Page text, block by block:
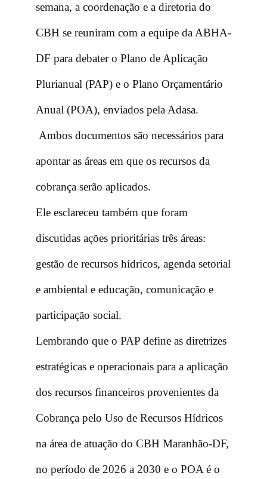
semana, a coordenação e a diretoria do
CBH se reuniram com a equipe da ABHA-
DF para debater o Plano de Aplicação
Plurianual (PAP) e o Plano Orçamentário
Anual (POA), enviados pela Adasa.
Ambos documentos são necessários para
apontar as áreas em que os recursos da
cobrança serão aplicados.
Ele esclareceu também que foram
discutidas ações prioritárias três áreas:
gestão de recursos hídricos, agenda setorial
e ambiental e educação, comunicação e
participação social.
Lembrando que o PAP define as diretrizes
estratégicas e operacionais para a aplicação
dos recursos financeiros provenientes da
Cobrança pelo Uso de Recursos Hídricos
na área de atuação do CBH Maranhão-DF,
no período de 2026 a 2030 e o POA é o